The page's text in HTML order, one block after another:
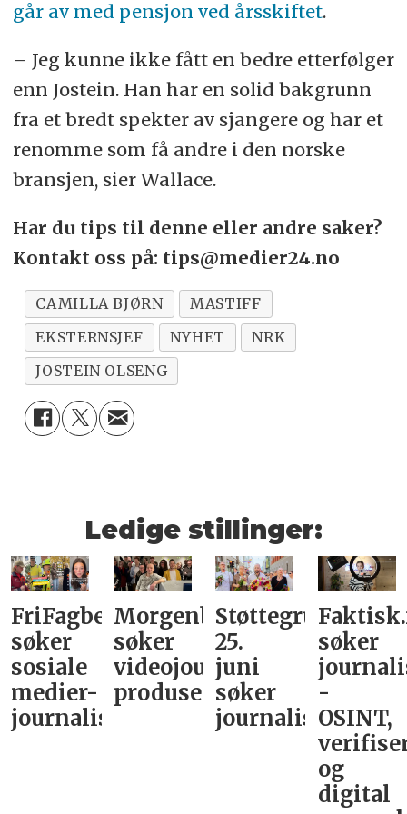
går av med pensjon ved årsskiftet.
– Jeg kunne ikke fått en bedre etterfølger
enn Jostein. Han har en solid bakgrunn
fra et bredt spekter av sjangere og har et
renomme som få andre i den norske
bransjen, sier Wallace.
Har du tips til denne eller andre saker?
Kontakt oss på: tips@medier24.no
CAMILLA BJØRN
MASTIFF
EKSTERNSJEF
NYHET
NRK
JOSTEIN OLSENG
Ledige stillinger:
FriFagbevegelse
søker
sosiale
medier-
journalist
Morgenbladet
søker
videojournalist/podkast-
produsent
Støttegruppa
25.
juni
søker
journalist
søker
-
OSINT,
og
digital